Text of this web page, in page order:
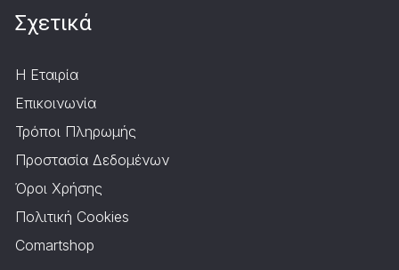
Σχετικά
Η Εταιρία
Επικοινωνία
Τρόποι Πληρωμής
Προστασία Δεδομένων
Όροι Χρήσης
Πολιτική Cookies
Comartshop